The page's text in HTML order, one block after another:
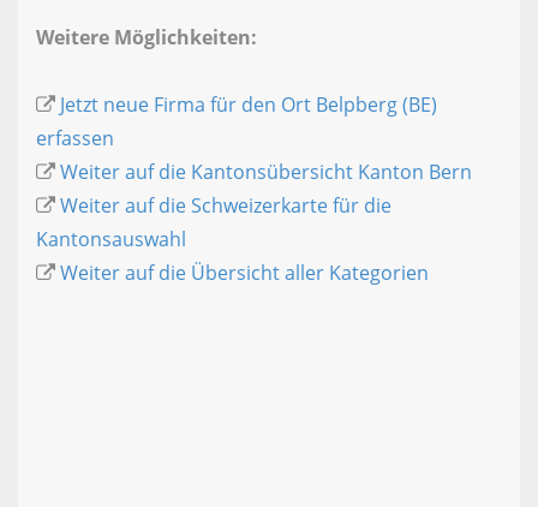
Weitere Möglichkeiten:
Jetzt neue Firma für den Ort Belpberg (BE)
erfassen
Weiter auf die Kantonsübersicht Kanton Bern
Weiter auf die Schweizerkarte für die
Kantonsauswahl
Weiter auf die Übersicht aller Kategorien